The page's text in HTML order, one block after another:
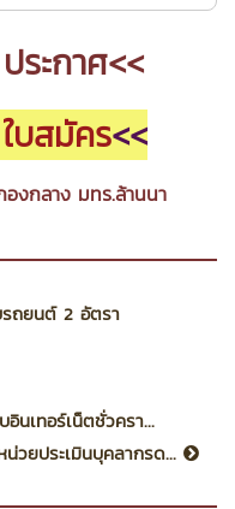
ระกาศ<<
ใบสมัคร<<
งกลาง มทร.ล้านนา
ถยนต์ 2 อัตรา
นเทอร์เน็ตชั่วครา...
วยประเมินบุคลากรด...